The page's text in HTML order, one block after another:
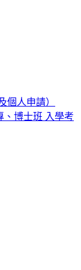
個人申請）
、博士班 入學考